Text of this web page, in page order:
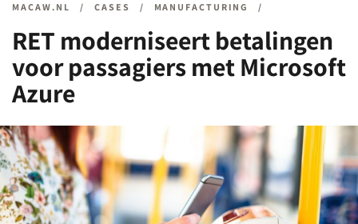
MACAW.NL / CASES / MANUFACTURING /
RET moderniseert betalingen
voor passagiers met Microsoft
Azure